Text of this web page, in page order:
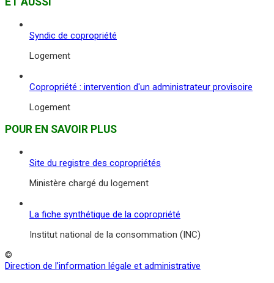
Syndic de copropriété
Logement
Copropriété : intervention d'un administrateur provisoire
Logement
POUR EN SAVOIR PLUS
Site du registre des copropriétés
Ministère chargé du logement
La fiche synthétique de la copropriété
Institut national de la consommation (INC)
©
Direction de l’information légale et administrative